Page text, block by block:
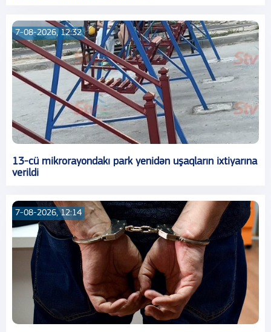
7-08-2026, 12:32
13-cü mikrorayondakı park yenidən uşaqların ixtiyarına
verildi
7-08-2026, 12:14